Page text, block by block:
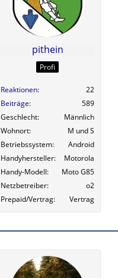
pithein
Profi
Reaktionen
22
Beiträge
589
Geschlecht
Männlich
Wohnort
M und S
Betriebssystem
Android
Handyhersteller
Motorola
Handy-Modell
Moto G85
Netzbetreiber
o2
Prepaid/Vertrag
Vertrag